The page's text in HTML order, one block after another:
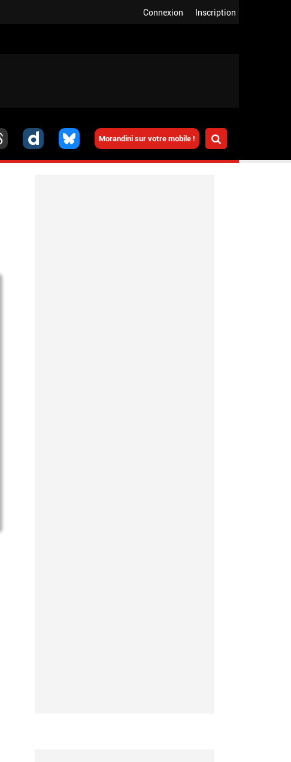
Inscription
Connexion
Morandini sur votre mobile !